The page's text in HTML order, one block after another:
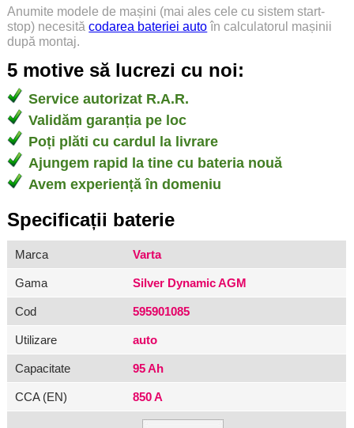
Anumite modele de mașini (mai ales cele cu sistem start-
stop) necesităcodarea bateriei auto în calculatorul mașinii
după montaj.
5 motive să lucrezi cu noi:
Service autorizat R.A.R.
Validăm garanția pe loc
Poți plăti cu cardul la livrare
Ajungem rapid la tine cu bateria nouă
Avem experiență în domeniu
Specificații baterie
Marca Varta
Gama Silver Dynamic AGM
Cod 595901085
Utilizare auto
Capacitate 95 Ah
CCA (EN) 850 A